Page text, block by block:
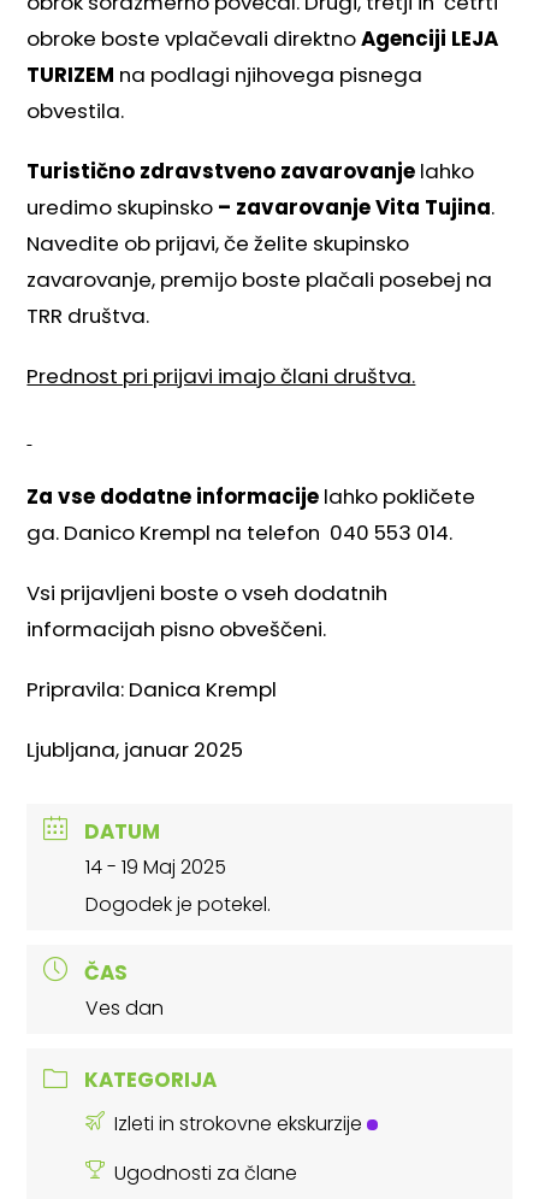
obroke boste vplačevali direktnoAgenciji LEJA
TURIZEM na podlagi njihovega pisnega
obvestila.
Turistično zdravstveno zavarovanje lahko
uredimo skupinsko – zavarovanje Vita Tujina.
Navedite ob prijavi, če želite skupinsko
zavarovanje, premijo boste plačali posebej na
TRR društva.
Prednost pri prijavi imajo člani društva.
Za vse dodatne informacije lahko pokličete
ga. Danico Krempl na telefon 040 553 014.
Vsi prijavljeni boste o vseh dodatnih
informacijah pisno obveščeni.
Pripravila: Danica Krempl
Ljubljana, januar 2025
DATUM
14 - 19 Maj 2025
Dogodek je potekel.
ČAS
Ves dan
KATEGORIJA
Izleti in strokovne ekskurzije
Ugodnosti za člane